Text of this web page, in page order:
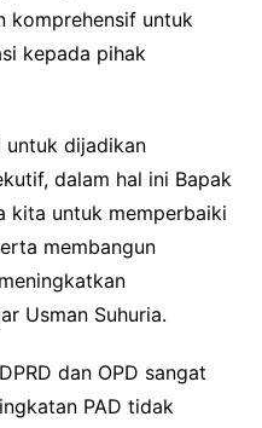
komprehensif untuk
kepada pihak
untuk dijadikan
dalam hal ini Bapak
kita untuk memperbaiki
membangun
Usman Suhuria.
dan OPD sangat
PAD tidak